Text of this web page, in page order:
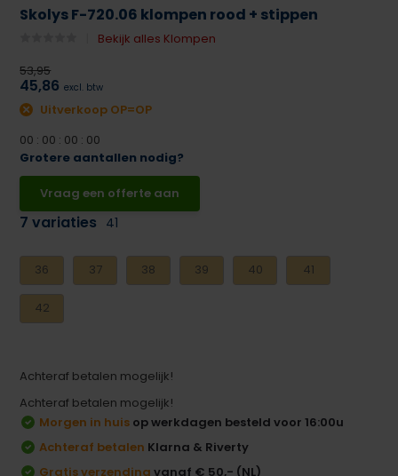
Skolys F-720.06 klompen rood + stippen
Bekijk alles Klompen
53,95
45,86 excl. btw
Uitverkoop OP=OP
00 : 00 : 00 : 00
Grotere aantallen nodig?
Vraag een offerte aan
7 variaties 41
36 37 38 39 40 41
42
Achteraf betalen mogelijk!
Achteraf betalen mogelijk!
Morgen in huis op werkdagen besteld voor 16:00u
Achteraf betalen Klarna & Riverty
Gratis verzending vanaf € 50,- (NL)